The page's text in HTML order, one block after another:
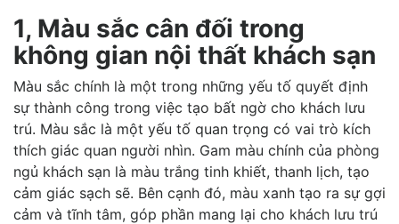
1, Màu sắc cân đối trong
không gian nội thất khách sạn
Màu sắc chính là một trong những yếu tố quyết định
sự thành công trong việc tạo bất ngờ cho khách lưu
trú. Màu sắc là một yếu tố quan trọng có vai trò kích
thích giác quan người nhìn. Gam màu chính của phòng
ngủ khách sạn là màu trắng tinh khiết, thanh lịch, tạo
cảm giác sạch sẽ. Bên cạnh đó, màu xanh tạo ra sự gợi
cảm và tĩnh tâm, góp phần mang lại cho khách lưu trú